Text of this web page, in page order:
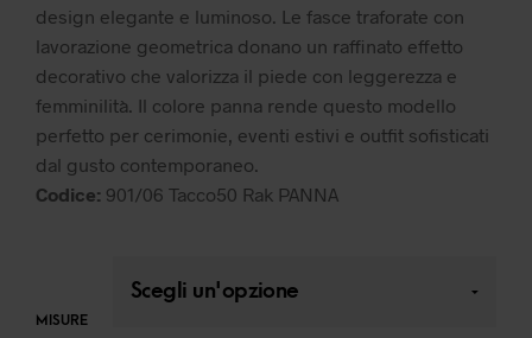
design elegante e luminoso. Le fasce traforate con
lavorazione geometrica donano un raffinato effetto
decorativo che valorizza il piede con leggerezza e
femminilità. Il colore panna rende questo modello
perfetto per cerimonie, eventi estivi e outfit sofisticati
dal gusto contemporaneo.
Codice: 901/06 Tacco50 Rak PANNA
MISURE